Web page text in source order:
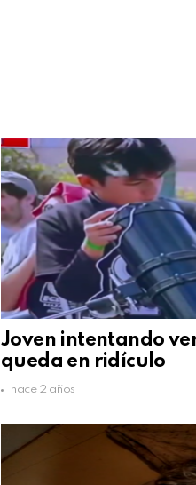
Joven intentando
queda en ridículo
hace 2 años